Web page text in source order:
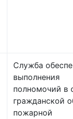
Служба
выполнения
полномочий в
гражданской
пожарной